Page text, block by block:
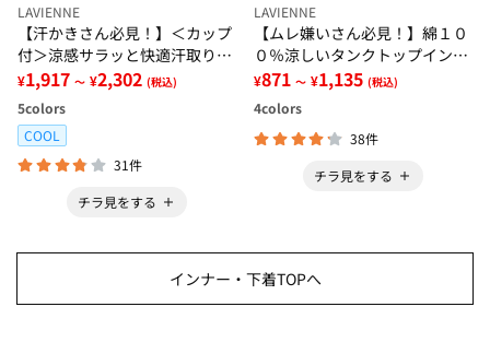
LAVIENNE
【汗かきさん必見！】＜カップ
付＞涼感サラッと快適汗取りタ
ンクトップインナー＜さらりラ
ボ＞
¥1,917 ～ ¥2,302 (税込)
5colors
COOL
31件
チラ見をする
LAVIENNE
【ムレ嫌いさん必見！】綿１０
０％涼しいタンクトップインナ
ー＜さらりラボ＞
¥871 ～ ¥1,135 (税込)
4colors
38件
チラ見をする
インナー・下着TOPへ